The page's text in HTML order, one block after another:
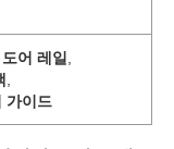
어 레일
가이드